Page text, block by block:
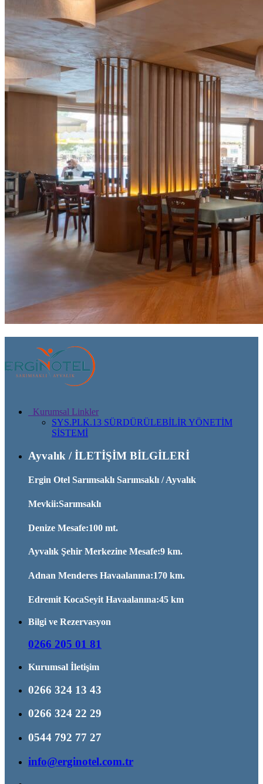
Kurumsal Linkler
SYS.PLK.13 SÜRDÜRÜLEBİLİR YÖNETİM
SİSTEMİ
Ayvalık / İLETİŞİM BİLGİLERİ
Ergin Otel Sarımsaklı Sarımsaklı / Ayvalık
Mevkii:Sarımsaklı
Denize Mesafe:100 mt.
Ayvalık Şehir Merkezine Mesafe:9 km.
Adnan Menderes Havaalanına:170 km.
Edremit KocaSeyit Havaalanına:45 km
Bilgi ve Rezervasyon
0266 205 01 81
Kurumsal İletişim
0266 324 13 43
0266 324 22 29
0544 792 77 27
info@erginotel.com.tr